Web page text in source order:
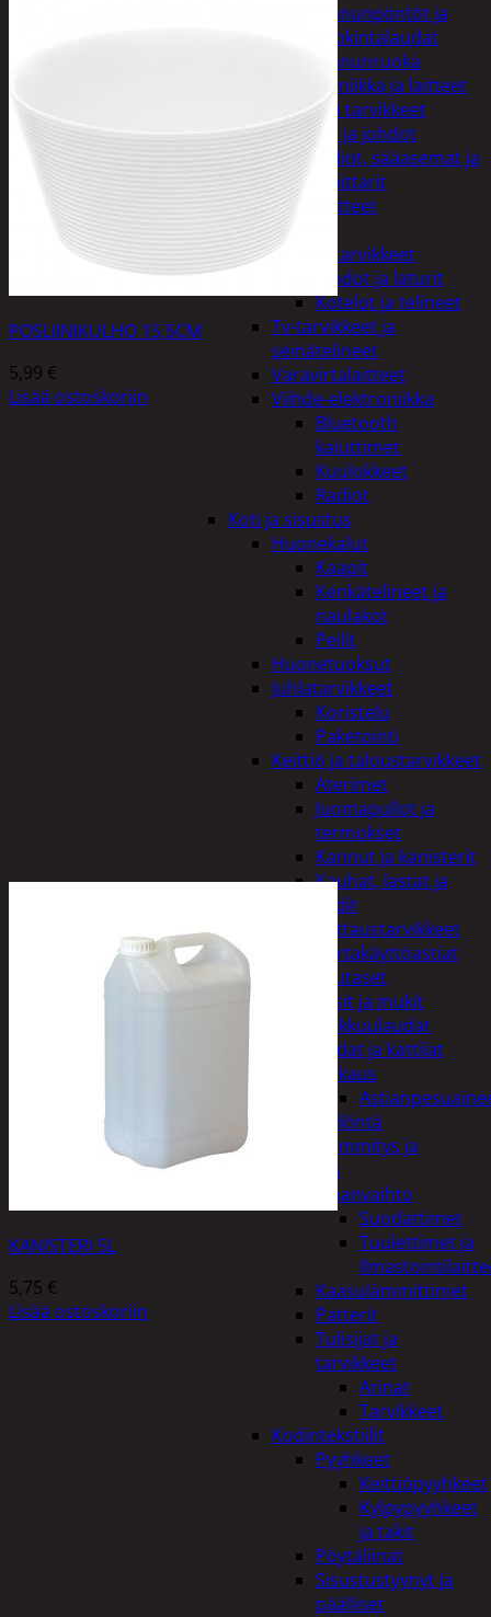
Linnunpöntöt ja
ruokintalaudat
Linnunruoka
Kodin elektroniikka ja laitteet
Imurit ja tarvikkeet
Kaapelit ja johdot
Kelloradiot, sääasemat ja
lämpömittarit
Oheislaitteet
Paristot
Puhelintarvikkeet
Johdot ja laturit
Kotelot ja telineet
Tv-tarvikkeet ja
seinätelineet
Varavirtalaitteet
Viihde-elektroniikka
Bluetooth
kaiuttimet
Kuulokkeet
Radiot
Koti ja sisustus
Huonekalut
Kaapit
Kenkätelineet ja
naulakot
Peilit
Huonetuoksut
Juhlatarvikkeet
Koristelu
Paketointi
Keittiö ja taloustarvikkeet
Aterimet
Juomapullot ja
termokset
Kannut ja kanisterit
Kauhat, lastat ja
sudit
Kattaustarvikkeet
Kertakäyttöastiat
Lautaset
Lasit ja mukit
Leikkuulaudat
Padat ja kattilat
Tiskaus
Säilöntä
Kodin lämmitys ja
tuuletus
Ilmanvaihto
Suodattimet
Tuulettimet ja
Kaasulämmittimet
Patterit
Tulisijat ja
tarvikkeet
Arinat
Tarvikkeet
Kodintekstiilit
Pyyhkeet
Keittiöpyyhkeet
Kylpypyyhkeet
ja takit
Pöytäliinat
Sisustustyynyt ja
päälliset
POSLIINIKULHO 15,5CM
5,99 €
Lisää ostoskoriin
KANISTERI 5L
5,75 €
Lisää ostoskoriin